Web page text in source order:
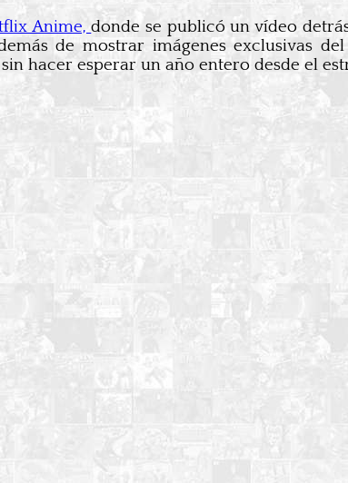
Anime,donde se publicó un vídeo
de mostrar imágenes exclusivas
hacer esperar un año entero desde el